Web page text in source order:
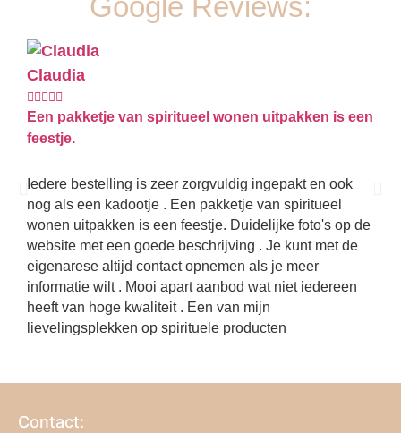
Google Reviews:
Claudia

Een pakketje van spiritueel wonen uitpakken is een
feestje.
Iedere bestelling is zeer zorgvuldig ingepakt en ook
nog als een kadootje . Een pakketje van spiritueel
wonen uitpakken is een feestje. Duidelijke foto's op de
website met een goede beschrijving . Je kunt met de
eigenarese altijd contact opnemen als je meer
informatie wilt . Mooi apart aanbod wat niet iedereen
heeft van hoge kwaliteit . Een van mijn
lievelingsplekken op spirituele producten
Contact: